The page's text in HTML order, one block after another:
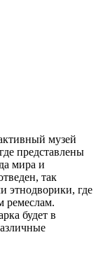
музей
представлены
мира и
так
этнодворики, где
ремеслам.
будет в